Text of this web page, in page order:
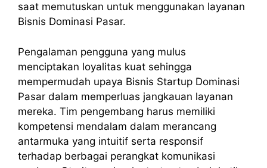
saat memutuskan untuk menggunakan layanan
Bisnis Dominasi Pasar.
Pengalaman pengguna yang mulus
menciptakan loyalitas kuat sehingga
mempermudah upaya Bisnis Startup Dominasi
Pasar dalam memperluas jangkauan layanan
mereka. Tim pengembang harus memiliki
kompetensi mendalam dalam merancang
antarmuka yang intuitif serta responsif
terhadap berbagai perangkat komunikasi